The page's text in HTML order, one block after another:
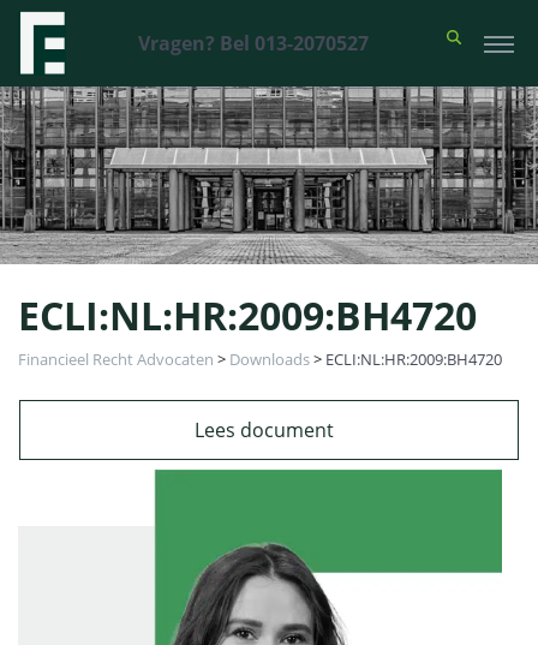
Vragen? Bel 013-2070527
ECLI:NL:HR:2009:BH4720
Financieel Recht Advocaten > Downloads> ECLI:NL:HR:2009:BH4720
Lees document